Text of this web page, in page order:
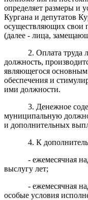
определяет размеры и
Кургана и депутатов
осуществляющих свои
(далее - лица,
2. Оплата
должность,
являющегося основным
обеспечения и
ими должности.
3. Денежное
муниципальную
и дополнительных
4. К
- ежемесячная
выслугу лет;
- ежемесячная
особые условия